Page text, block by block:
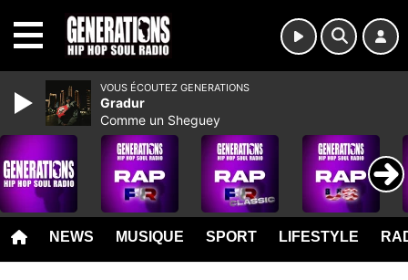
NEWS MUSIQUE SPORT LIFESTYLE
VOUS ÉCOUTEZ GENERATIONS
Gradur
Comme un Sheguey